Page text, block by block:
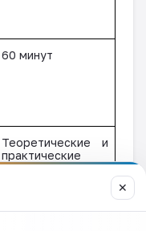
60 минут
Теоретические и
практические
вопросы,
✕